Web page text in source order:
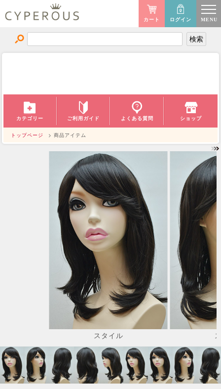
MENU
ログイン
カート
カテゴリー ご利用ガイド よくある質問 ショップ
トップページ > 商品アイテム
スタイル